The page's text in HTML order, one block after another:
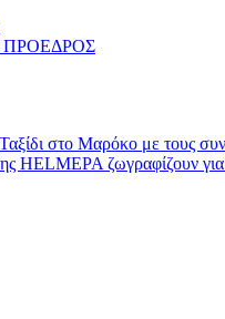
ΠΡΟΕΔΡΟΣ
στο Μαρόκο με τους
HELMEPA ζωγραφίζουν για